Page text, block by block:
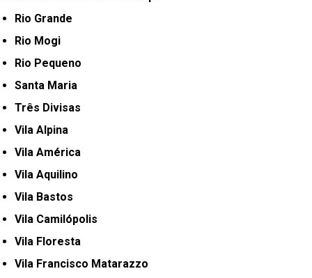
Rio Grande
Rio Mogi
Rio Pequeno
Santa Maria
Três Divisas
Vila Alpina
Vila América
Vila Aquilino
Vila Bastos
Vila Camilópolis
Vila Floresta
Vila Francisco Matarazzo